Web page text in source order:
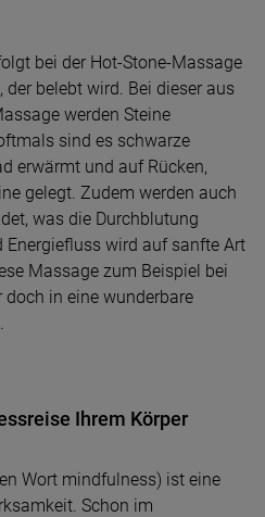
bei der Hot-Stone-Massage
der belebt wird. Bei dieser aus
werden Steine
sind es schwarze
erwärmt und auf Rücken,
gelegt. Zudem werden auch
was die Durchblutung
Energiefluss wird auf sanfte Art
Massage zum Beispiel bei
doch in eine wunderbare
Ihrem Körper
Wort mindfulness) ist eine
Schon im